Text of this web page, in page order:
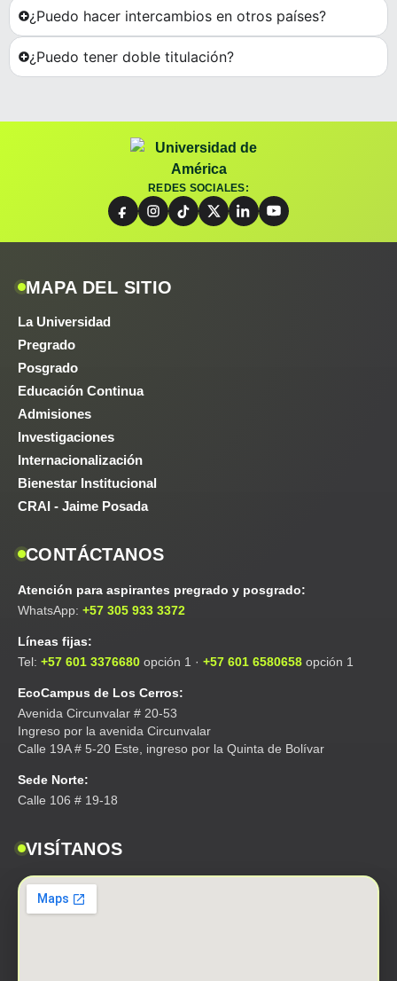
¿Puedo hacer intercambios en otros países?
¿Puedo tener doble titulación?
REDES SOCIALES:
MAPA DEL SITIO
La Universidad
Pregrado
Posgrado
Educación Continua
Admisiones
Investigaciones
Internacionalización
Bienestar Institucional
CRAI - Jaime Posada
CONTÁCTANOS
Atención para aspirantes pregrado y posgrado:
WhatsApp: +57 305 933 3372
Líneas fijas:
Tel: +57 601 3376680 opción 1 · +57 601 6580658 opción 1
EcoCampus de Los Cerros:
Avenida Circunvalar # 20-53
Ingreso por la avenida Circunvalar
Calle 19A # 5-20 Este, ingreso por la Quinta de Bolívar
Sede Norte:
Calle 106 # 19-18
VISÍTANOS